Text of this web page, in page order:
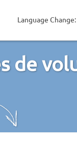
Language Change:
de